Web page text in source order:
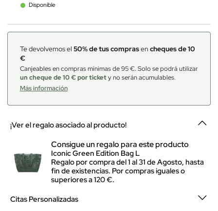
Disponible
Te devolvemos el 50% de tus comprasen cheques de 10
€
Canjeables en compras mínimas de 95 €. Solo se podrá utilizar
un cheque de 10 € por tickety no serán acumulables.
Más información
¡Ver el regalo asociado al producto!
Consigue un regalo para este producto
Iconic Green Edition Bag L
Regalo por compra del 1 al 31 de Agosto, hasta
fin de existencias. Por compras iguales o
superiores a 120 €.
Citas Personalizadas